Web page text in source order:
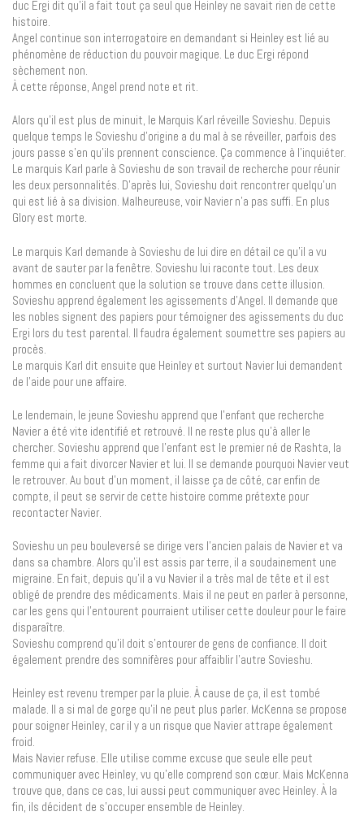
duc Ergi dit qu’il a fait tout ça seul que Heinley ne savait rien de cette
histoire.
Angel continue son interrogatoire en demandant si Heinley est lié au
phénomène de réduction du pouvoir magique. Le duc Ergi répond
sèchement non.
À cette réponse, Angel prend note et rit.
Alors qu’il est plus de minuit, le Marquis Karl réveille Sovieshu. Depuis
quelque temps le Sovieshu d’origine a du mal à se réveiller, parfois des
jours passe s’en qu’ils prennent conscience. Ça commence à l’inquiéter.
Le marquis Karl parle à Sovieshu de son travail de recherche pour réunir
les deux personnalités. D’après lui, Sovieshu doit rencontrer quelqu’un
qui est lié à sa division. Malheureuse, voir Navier n’a pas suffi. En plus
Glory est morte.
Le marquis Karl demande à Sovieshu de lui dire en détail ce qu’il a vu
avant de sauter par la fenêtre. Sovieshu lui raconte tout. Les deux
hommes en concluent que la solution se trouve dans cette illusion.
Sovieshu apprend également les agissements d’Angel. Il demande que
les nobles signent des papiers pour témoigner des agissements du duc
Ergi lors du test parental. Il faudra également soumettre ses papiers au
procès.
Le marquis Karl dit ensuite que Heinley et surtout Navier lui demandent
de l’aide pour une affaire.
Le lendemain, le jeune Sovieshu apprend que l’enfant que recherche
Navier a été vite identifié et retrouvé. Il ne reste plus qu’à aller le
chercher. Sovieshu apprend que l’enfant est le premier né de Rashta, la
femme qui a fait divorcer Navier et lui. Il se demande pourquoi Navier veut
le retrouver. Au bout d’un moment, il laisse ça de côté, car enfin de
compte, il peut se servir de cette histoire comme prétexte pour
recontacter Navier.
Sovieshu un peu bouleversé se dirige vers l’ancien palais de Navier et va
dans sa chambre. Alors qu’il est assis par terre, il a soudainement une
migraine. En fait, depuis qu’il a vu Navier il a très mal de tête et il est
obligé de prendre des médicaments. Mais il ne peut en parler à personne,
car les gens qui l’entourent pourraient utiliser cette douleur pour le faire
disparaître.
Sovieshu comprend qu’il doit s’entourer de gens de confiance. Il doit
également prendre des somnifères pour affaiblir l’autre Sovieshu.
Heinley est revenu tremper par la pluie. À cause de ça, il est tombé
malade. Il a si mal de gorge qu’il ne peut plus parler. McKenna se propose
pour soigner Heinley, car il y a un risque que Navier attrape également
froid.
Mais Navier refuse. Elle utilise comme excuse que seule elle peut
communiquer avec Heinley, vu qu’elle comprend son cœur. Mais McKenna
trouve que, dans ce cas, lui aussi peut communiquer avec Heinley. À la
fin, ils décident de s’occuper ensemble de Heinley.